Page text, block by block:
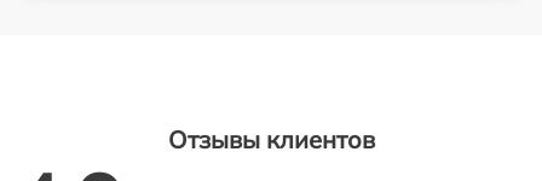
Отзывы клиентов